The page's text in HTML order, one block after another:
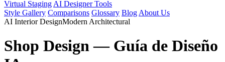
Virtual Staging AI Designer Tools
Style Gallery Comparisons Glossary Blog About Us
AI Interior DesignModern Architectural
Shop Design — Guía de Diseño